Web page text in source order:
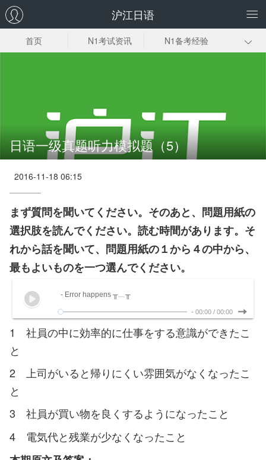
沪江日语
首页 N1考试资讯 N1备考经验
考试时间 资料下载
日语一级真题听力模拟题（5）
2016-11-18 06:15
まず質問を聞いてください。そのあと、問題用紙の
選択肢を読んでください。読む時間があります。そ
れから話を聞いて、問題用紙の１から４の中から、
最もよいものを一つ選んでください。
- Error happens ╥﹏╥
- 00:00 / 00:00
1 社員の中に効率的に仕事をする意識ができたこ
と
2 上司がいると帰りにくい雰囲気がなくなったこ
と
3 社員が買い物を良くするようになったこと
4 電気代と残業が少なくなったこと